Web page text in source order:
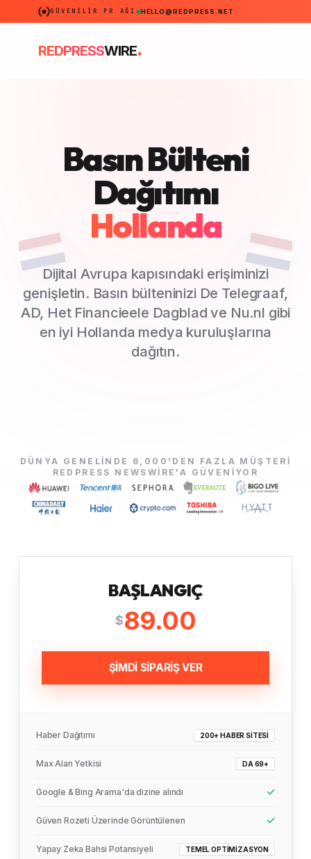
GÜVENILIR PR AĞI HELLO@REDPRESS.NET
REDPRESSWIRE.
Basın Bülteni
Dağıtımı
Hollanda
Dijital Avrupa kapısındaki erişiminizi
genişletin. Basın bülteninizi De Telegraaf,
AD, Het Financieele Dagblad ve Nu.nl gibi
en iyi Hollanda medya kuruluşlarına
dağıtın.
DÜNYA GENELINDE 6,000'DEN FAZLA MÜŞTERI
REDPRESS NEWSWIRE'A GÜVENIYOR
BAŞLANGIÇ
$89.00
ŞİMDİ SİPARİŞ VER
Haber Dağıtımı 200+ HABER SITESI
Max Alan Yetkisi DA 69+
Google & Bing Arama'da dizine alındı
Güven Rozeti Üzerinde Görüntülenen
Yapay Zeka Bahsi Potansiyeli TEMEL OPTIMIZASYON